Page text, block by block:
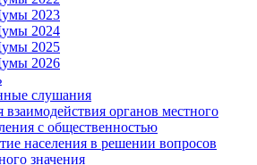
2023
2024
2025
2026
слушания
органов местного
с общественностью
населения в решении вопросов
значения